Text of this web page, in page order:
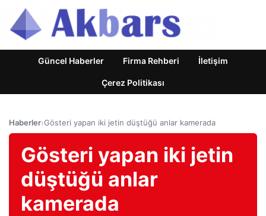
Güncel Haberler Firma Rehberi İletişim
Çerez Politikası
Haberler›Gösteri yapan iki jetin düştüğü anlar kamerada
Gösteri yapan iki jetin
düştüğü anlar
kamerada